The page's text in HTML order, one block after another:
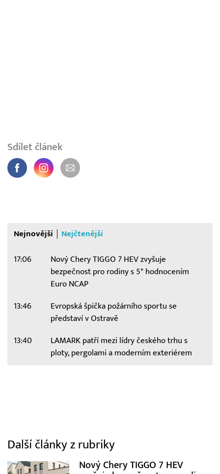
Sdílet článek
Nejnovější Nejčtenější
17:06
Nový Chery TIGGO 7 HEV zvyšuje
bezpečnost pro rodiny s 5* hodnocením
Euro NCAP
13:46
Evropská špička požárního sportu se
představí v Ostravě
13:40
LAMARK patří mezi lídry českého trhu s
ploty, pergolami a moderním exteriérem
Další články z rubriky
Nový Chery TIGGO 7 HEV